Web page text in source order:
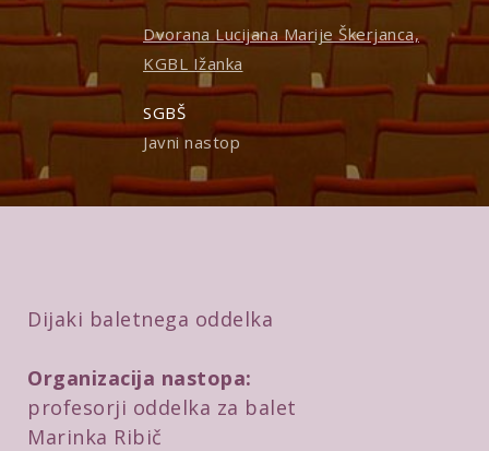
Dvorana Lucijana Marije Škerjanca,
KGBL Ižanka
SGBŠ
Javni nastop
Dijaki baletnega oddelka
Organizacija nastopa:
profesorji oddelka za balet
Marinka Ribič